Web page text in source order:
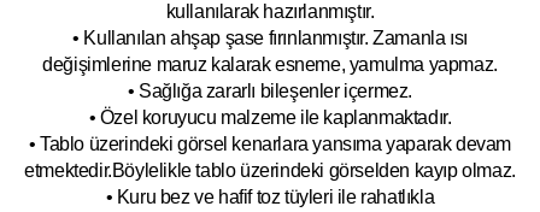
kullanılarak hazırlanmıştır.
• Kullanılan ahşap şase fırınlanmıştır. Zamanla ısı
değişimlerine maruz kalarak esneme, yamulma yapmaz.
• Sağlığa zararlı bileşenler içermez.
• Özel koruyucu malzeme ile kaplanmaktadır.
• Tablo üzerindeki görsel kenarlara yansıma yaparak devam
etmektedir.Böylelikle tablo üzerindeki görselden kayıp olmaz.
• Kuru bez ve hafif toz tüyleri ile rahatlıkla